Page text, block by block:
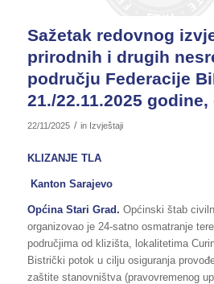
Sažetak redovnog
prirodnih i drugih
području Federacije
21./22.11.2025
22/11/2025 / in Izvještaji
KLIZANJE TLA
Kanton Sarajevo
Općina Stari Grad. Općinski štab
organizovao je 24-satno osmatranje
područjima od klizišta, lokalitetima
Bistrički potok u cilju osiguranja
zaštite stanovništva (pravovremenog